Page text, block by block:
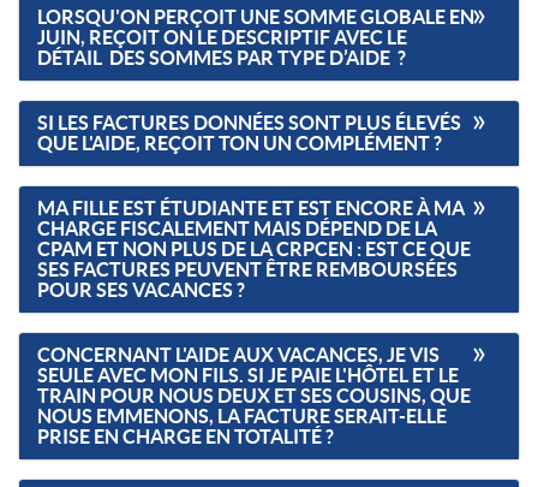
LORSQU'ON PERÇOIT UNE SOMME GLOBALE EN
JUIN, REÇOIT ON LE DESCRIPTIF AVEC LE
DÉTAIL DES SOMMES PAR TYPE D’AIDE ?
SI LES FACTURES DONNÉES SONT PLUS ÉLEVÉS
QUE L'AIDE, REÇOIT TON UN COMPLÉMENT ?
MA FILLE EST ÉTUDIANTE ET EST ENCORE À MA
CHARGE FISCALEMENT MAIS DÉPEND DE LA
CPAM ET NON PLUS DE LA CRPCEN : EST CE QUE
SES FACTURES PEUVENT ÊTRE REMBOURSÉES
POUR SES VACANCES ?
CONCERNANT L'AIDE AUX VACANCES, JE VIS
SEULE AVEC MON FILS. SI JE PAIE L'HÔTEL ET LE
TRAIN POUR NOUS DEUX ET SES COUSINS, QUE
NOUS EMMENONS, LA FACTURE SERAIT-ELLE
PRISE EN CHARGE EN TOTALITÉ ?